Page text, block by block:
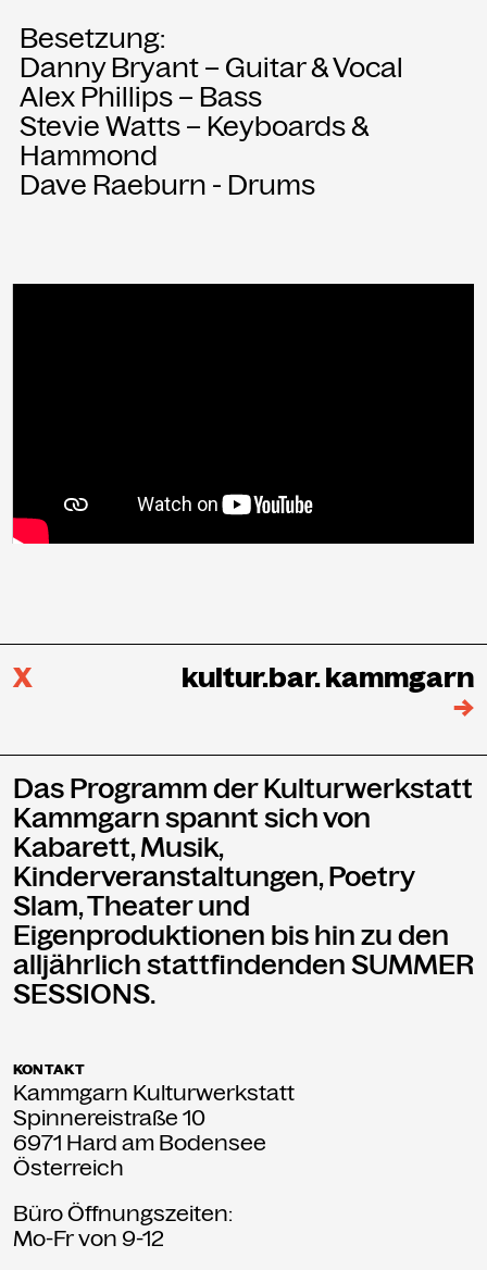
Besetzung:
Danny Bryant – Guitar & Vocal
Alex Phillips – Bass
Stevie Watts – Keyboards &
Hammond
Dave Raeburn - Drums
X
kultur.bar. kammgarn
→
Das Programm der Kulturwerkstatt
Kammgarn spannt sich von
Kabarett, Musik,
Kinderveranstaltungen, Poetry
Slam, Theater und
Eigenproduktionen bis hin zu den
alljährlich stattfindenden SUMMER
SESSIONS.
KONTAKT
Kammgarn Kulturwerkstatt
Spinnereistraße 10
6971 Hard am Bodensee
Österreich
Büro Öffnungszeiten:
Mo-Fr von 9-12